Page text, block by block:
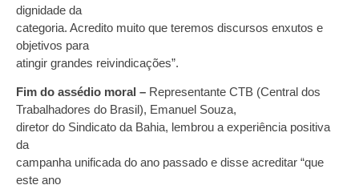
dignidade da
categoria. Acredito muito que teremos discursos enxutos e
objetivos para
atingir grandes reivindicações”.
Fim do assédio moral – Representante CTB (Central dos
Trabalhadores do Brasil), Emanuel Souza,
diretor do Sindicato da Bahia, lembrou a experiência positiva
da
campanha unificada do ano passado e disse acreditar “que
este ano